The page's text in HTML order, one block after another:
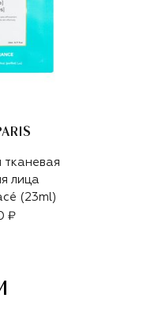
лица
(23ml)
₽